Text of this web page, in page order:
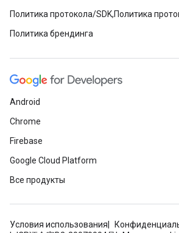
Политика протокола/SDK,Политика
Политика брендинга
Android
Chrome
Firebase
Google Cloud Platform
Все продукты
Условия использования